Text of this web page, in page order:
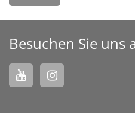
Besuchen Sie uns